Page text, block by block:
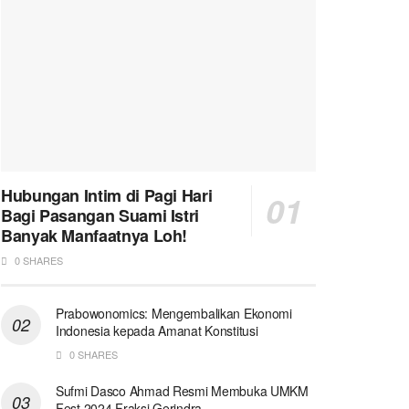
Hubungan Intim di Pagi Hari
Bagi Pasangan Suami Istri
Banyak Manfaatnya Loh!
0 SHARES
Prabowonomics: Mengembalikan Ekonomi
Indonesia kepada Amanat Konstitusi
0 SHARES
Sufmi Dasco Ahmad Resmi Membuka UMKM